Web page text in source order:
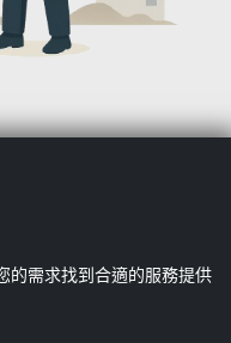
的需求找到合適的服務提供